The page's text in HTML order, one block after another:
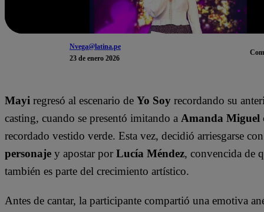
Nvega@latina.pe
23 de enero 2026
Mayi regresó al escenario de Yo Soy recordando su
casting, cuando se presentó imitando a Amanda Miguel
recordado vestido verde. Esta vez, decidió arriesgarse
personaje y apostar por Lucía Méndez, convencida de
también es parte del crecimiento artístico.
Antes de cantar, la participante compartió una emotiva